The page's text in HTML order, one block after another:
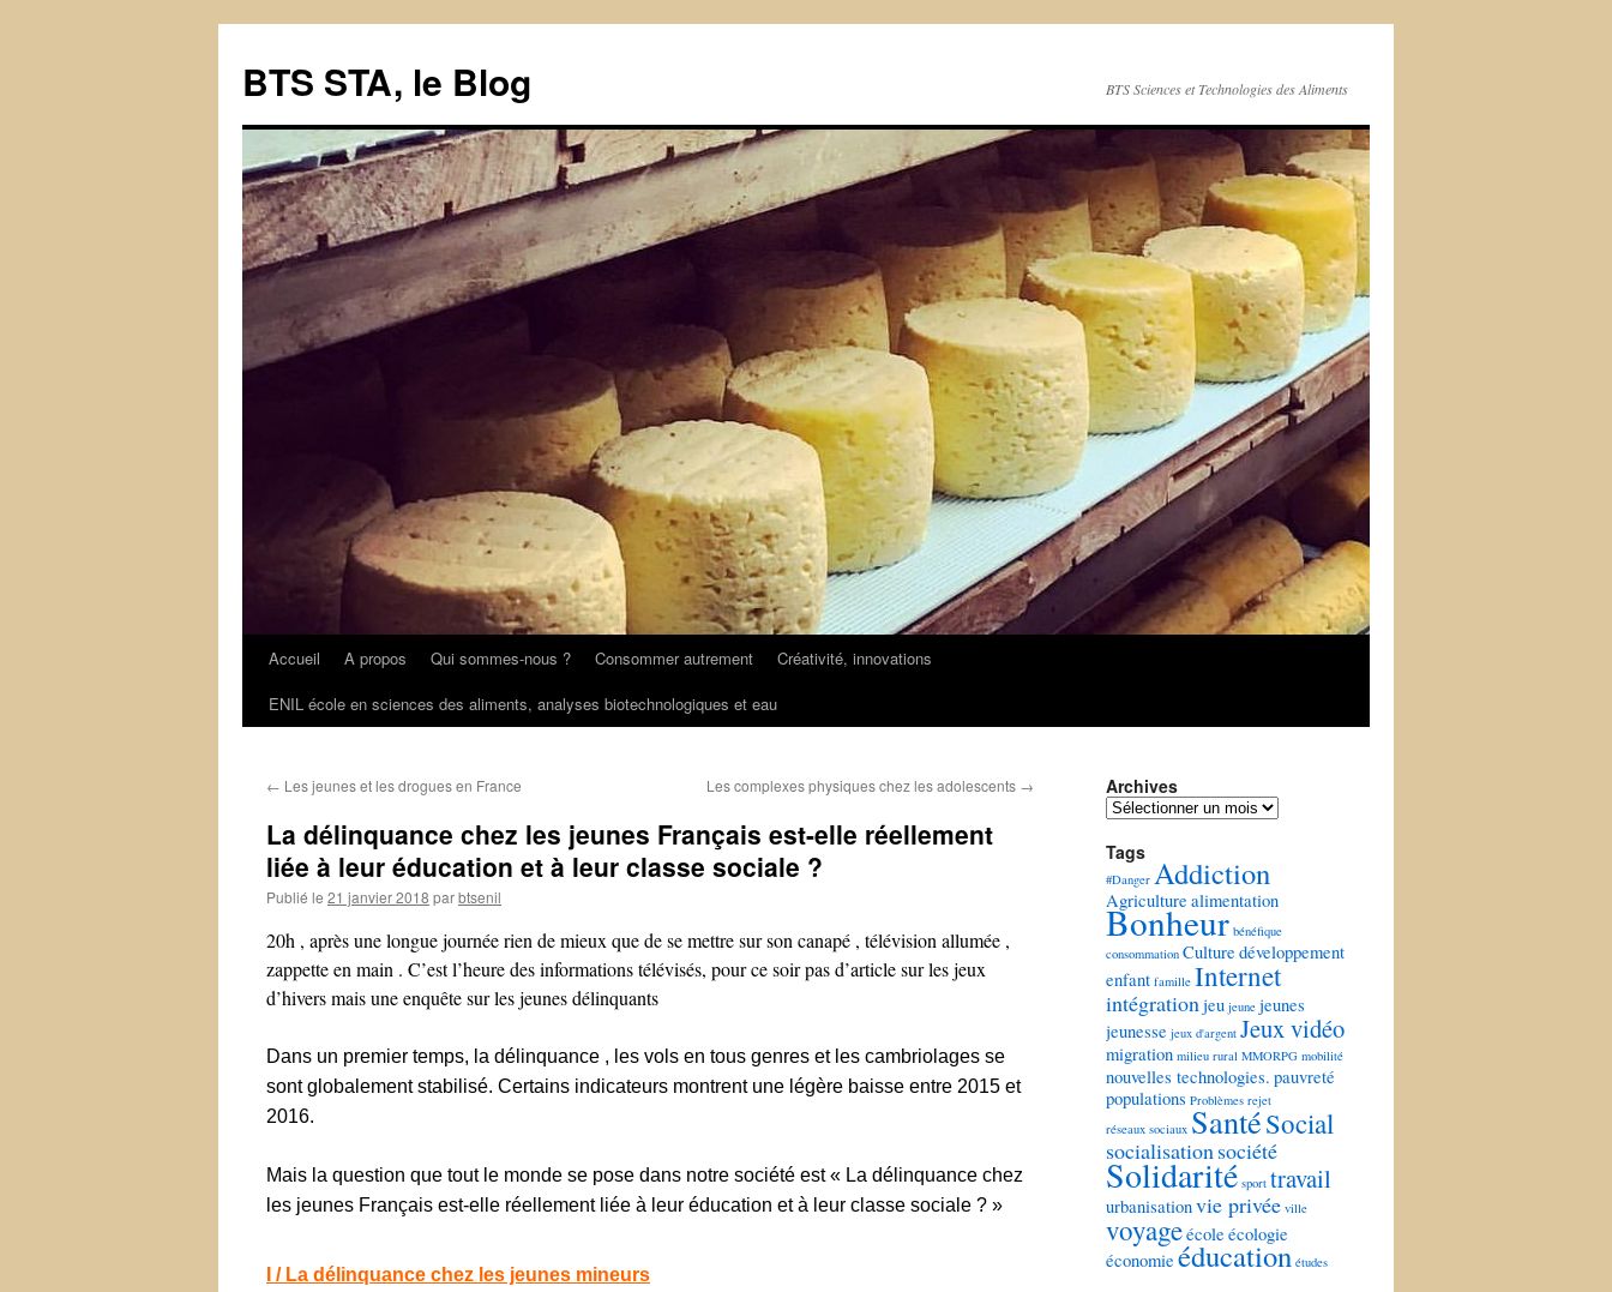
BTS STA, le Blog BTS Sciences et Technologies des Aliments
Aller
Accueil A propos Qui sommes-nous ? Consommer autrement
Créativité, innovations
ENIL école en sciences des aliments, analyses biotechnologiques et eau
← Les jeunes et les drogues en France Les complexes physiques chez les adolescents →
La délinquance chez les jeunes Français est-elle réellement
liée à leur éducation et à leur classe sociale ?
Publié le 21 janvier 2018 parbtsenil
20h , après une longue journée rien de mieux que de se mettre sur son canapé , télévision allumée ,
zappette en main . C’est l’heure des informations télévisés, pour ce soir pas d’article sur les jeux
d’hivers mais une enquête sur les jeunes délinquants
Dans un premier temps, la délinquance , les vols en tous genres et les cambriolages se
sont globalement stabilisé. Certains indicateurs montrent une légère baisse entre 2015 et
2016.
Mais la question que tout le monde se pose dans notre société est « La délinquance chez
les jeunes Français est-elle réellement liée à leur éducation et à leur classe sociale ? »
I / La délinquance chez les jeunes mineurs
Archives
Archives
Tags
#Danger Addiction
Agriculture alimentation
Bonheur bénéfique
consommation Culture développement
enfant famille Internet
intégrationjeu jeune jeunes
jeunesse jeux d'argent Jeux vidéo
migration milieu rural MMORPG mobilité
nouvelles technologies. pauvreté
populations Problèmes rejet
réseaux sociaux SantéSocial
socialisationsociété
Solidarité sport travail
urbanisationvie privée ville
voyageécole écologie
économie éducation études